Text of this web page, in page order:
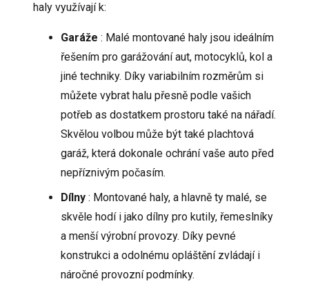
haly využívají k:
Garáže : Malé montované haly jsou ideálním
řešením pro garážování aut, motocyklů, kol a
jiné techniky. Díky variabilním rozměrům si
můžete vybrat halu přesně podle vašich
potřeb as dostatkem prostoru také na nářadí.
Skvělou volbou může být také plachtová
garáž, která dokonale ochrání vaše auto před
nepříznivým počasím.
Dílny : Montované haly, a hlavně ty malé, se
skvěle hodí i jako dílny pro kutily, řemeslníky
a menší výrobní provozy. Díky pevné
konstrukci a odolnému opláštění zvládají i
náročné provozní podmínky.